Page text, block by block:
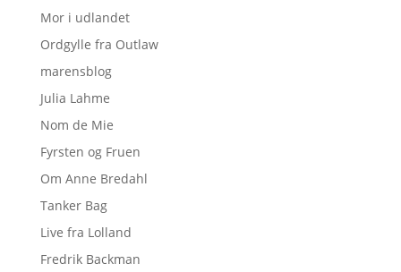
Mor i udlandet
Ordgylle fra Outlaw
marensblog
Julia Lahme
Nom de Mie
Fyrsten og Fruen
Om Anne Bredahl
Tanker Bag
Live fra Lolland
Fredrik Backman